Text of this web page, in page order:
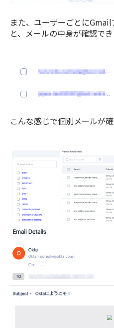
また、ユーザーごとに
と、メールの中身が確認で
こんな感じで個別メールが確